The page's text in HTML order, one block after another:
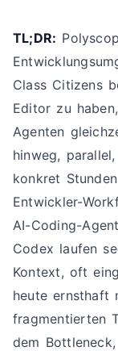
TL;DR:
Class Citizens
Editor zu
Agenten
hinweg,
konkret
Entwickler-
AI-Coding-
Codex laufen
Kontext, oft
heute ernsthaft
fragmentierten
dem